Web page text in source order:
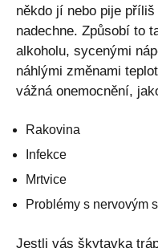
někdo jí nebo pije
nadechne. Způsobí to
alkoholu, sycenými
náhlými změnami
vážná onemocnění,
Rakovina
Infekce
Mrtvice
Problémy s nervovým
Jestli vás škytavka